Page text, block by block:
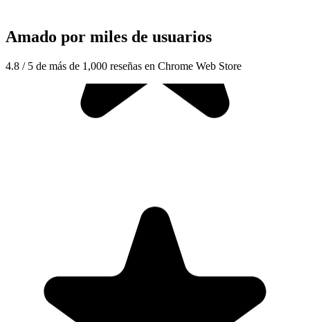
Amado por miles de usuarios
4.8 / 5 de más de 1,000 reseñas en Chrome Web Store
"Seriously, makes my tasks easier to share with the team, and the
free version is quite nice for our little office. Eventually, we will
expand, and this is definitely a great tool to do that! Syncs with my